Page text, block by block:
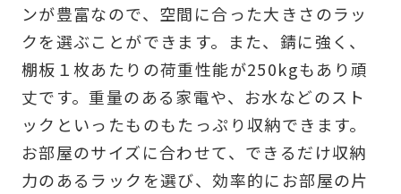
ンが豊富なので、空間に合った大きさのラッ
クを選ぶことができます。また、錆に強く、
棚板１枚あたりの荷重性能が250kgもあり頑
丈です。重量のある家電や、お水などのスト
ックといったものもたっぷり収納できます。
お部屋のサイズに合わせて、できるだけ収納
力のあるラックを選び、効率的にお部屋の片